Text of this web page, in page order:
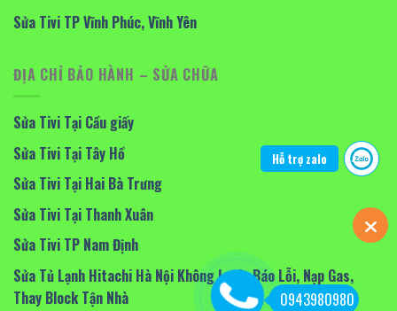
Sửa Tivi TP Vĩnh Phúc, Vĩnh Yên
ĐỊA CHỈ BẢO HÀNH – SỬA CHỮA
Sửa Tivi Tại Cầu giấy
Sửa Tivi Tại Tây Hồ
Sửa Tivi Tại Hai Bà Trưng
Sửa Tivi Tại Thanh Xuân
Sửa Tivi TP Nam Định
Sửa Tủ Lạnh Hitachi Hà Nội Không Lạnh, Báo Lỗi, Nạp Gas,
Thay Block Tận Nhà
0943980980
Hỗ trợ zalo